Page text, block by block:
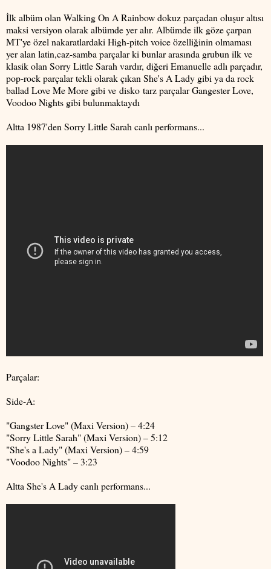
İlk albüm olan Walking On A Rainbow dokuz parçadan oluşur altısı
maksi versiyon olarak albümde yer alır. Albümde ilk göze çarpan
MT'ye özel nakaratlardaki High-pitch voice özelliğinin olmaması
yer alan latin,caz-samba parçalar ki bunlar arasında grubun ilk ve
klasik olan Sorry Little Sarah vardır, diğeri Emanuelle adlı parçadır,
pop-rock parçalar tekli olarak çıkan She's A Lady gibi ya da rock
ballad Love Me More gibi ve disko tarz parçalar Gangester Love,
Voodoo Nights gibi bulunmaktaydı
Altta 1987'den Sorry Little Sarah canlı performans...
Parçalar:
Side-A:
"Gangster Love" (Maxi Version) – 4:24
"Sorry Little Sarah" (Maxi Version) – 5:12
"She's a Lady" (Maxi Version) – 4:59
"Voodoo Nights" – 3:23
Altta She's A Lady canlı performans...